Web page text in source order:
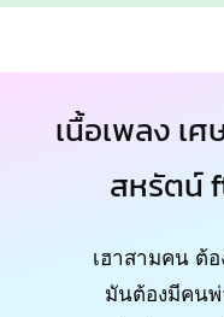
เนื้อเพลง เ
สหรัตน์
เฮาสามคน ต้
มันต้องมีคน